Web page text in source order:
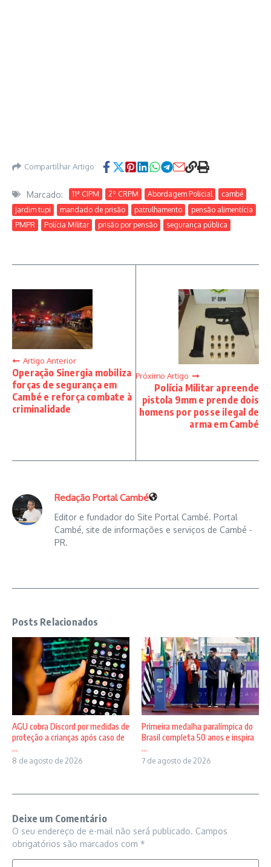
Compartilhar Artigo
Marcado: 11ª CIPM 2º CRPM Abordagem Policial
cambé
jardim tupi
mandado de prisão patrulhamento
pensão alimentícia
PMPR
Polícia Militar prisão por pensão segurança pública
Artigo Anterior
Operação Sinergia mobiliza
forças de segurança em
Cambé e reforça combate à
criminalidade
Próximo Artigo
Polícia Militar apreende
pistola 9mm e prende dois
homens por posse ilegal de
arma em Cambé
Redação Portal Cambé
Editor e fundador do Site Portal Cambé. Portal
Cambé, site de informações e serviços de Cambé -
PR.
Posts Relacionados
AGU cobra Discord por medidas de
proteção a crianças após caso de
...
8 de agosto de 2026
Primeira medalha paralímpica do
Brasil completa 50 anos e inspira
...
7 de agosto de 2026
Deixe um Comentário
O seu endereço de e-mail não será publicado. Campos
obrigatórios são marcados com *